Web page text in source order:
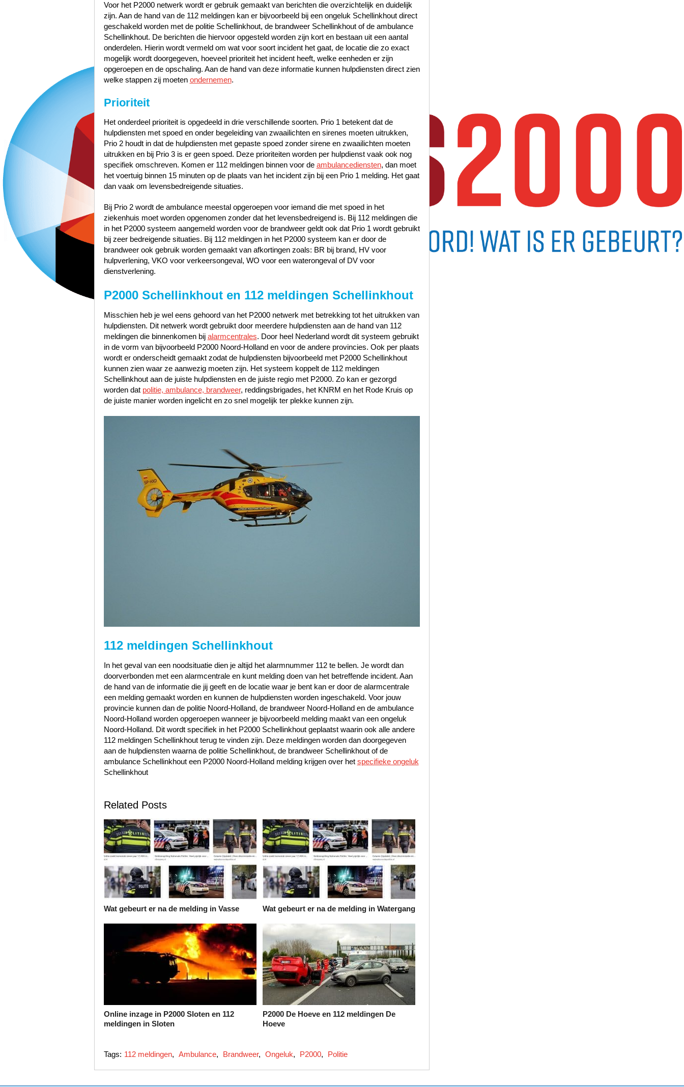
Voor het P2000 netwerk wordt er gebruik gemaakt van berichten die overzichtelijk en duidelijk
zijn. Aan de hand van de 112 meldingen kan er bijvoorbeeld bij een ongeluk Schellinkhout direct
geschakeld worden met de politie Schellinkhout, de brandweer Schellinkhout of de ambulance
Schellinkhout. De berichten die hiervoor opgesteld worden zijn kort en bestaan uit een aantal
onderdelen. Hierin wordt vermeld om wat voor soort incident het gaat, de locatie die zo exact
mogelijk wordt doorgegeven, hoeveel prioriteit het incident heeft, welke eenheden er zijn
opgeroepen en de opschaling. Aan de hand van deze informatie kunnen hulpdiensten direct zien
welke stappen zij moeten ondernemen.
Prioriteit
Het onderdeel prioriteit is opgedeeld in drie verschillende soorten. Prio 1 betekent dat de
hulpdiensten met spoed en onder begeleiding van zwaailichten en sirenes moeten uitrukken,
Prio 2 houdt in dat de hulpdiensten met gepaste spoed zonder sirene en zwaailichten moeten
uitrukken en bij Prio 3 is er geen spoed. Deze prioriteiten worden per hulpdienst vaak ook nog
specifiek omschreven. Komen er 112 meldingen binnen voor de ambulancediensten, dan moet
het voertuig binnen 15 minuten op de plaats van het incident zijn bij een Prio 1 melding. Het gaat
dan vaak om levensbedreigende situaties.
Bij Prio 2 wordt de ambulance meestal opgeroepen voor iemand die met spoed in het
ziekenhuis moet worden opgenomen zonder dat het levensbedreigend is. Bij 112 meldingen die
in het P2000 systeem aangemeld worden voor de brandweer geldt ook dat Prio 1 wordt gebruikt
bij zeer bedreigende situaties. Bij 112 meldingen in het P2000 systeem kan er door de
brandweer ook gebruik worden gemaakt van afkortingen zoals: BR bij brand, HV voor
hulpverlening, VKO voor verkeersongeval, WO voor een waterongeval of DV voor
dienstverlening.
P2000 Schellinkhout en 112 meldingen Schellinkhout
Misschien heb je wel eens gehoord van het P2000 netwerk met betrekking tot het uitrukken van
hulpdiensten. Dit netwerk wordt gebruikt door meerdere hulpdiensten aan de hand van 112
meldingen die binnenkomen bij alarmcentrales. Door heel Nederland wordt dit systeem gebruikt
in de vorm van bijvoorbeeld P2000 Noord-Holland en voor de andere provincies. Ook per plaats
wordt er onderscheidt gemaakt zodat de hulpdiensten bijvoorbeeld met P2000 Schellinkhout
kunnen zien waar ze aanwezig moeten zijn. Het systeem koppelt de 112 meldingen
Schellinkhout aan de juiste hulpdiensten en de juiste regio met P2000. Zo kan er gezorgd
worden dat politie, ambulance, brandweer, reddingsbrigades, het KNRM en het Rode Kruis op
de juiste manier worden ingelicht en zo snel mogelijk ter plekke kunnen zijn.
112 meldingen Schellinkhout
In het geval van een noodsituatie dien je altijd het alarmnummer 112 te bellen. Je wordt dan
doorverbonden met een alarmcentrale en kunt melding doen van het betreffende incident. Aan
de hand van de informatie die jij geeft en de locatie waar je bent kan er door de alarmcentrale
een melding gemaakt worden en kunnen de hulpdiensten worden ingeschakeld. Voor jouw
provincie kunnen dan de politie Noord-Holland, de brandweer Noord-Holland en de ambulance
Noord-Holland worden opgeroepen wanneer je bijvoorbeeld melding maakt van een ongeluk
Noord-Holland. Dit wordt specifiek in het P2000 Schellinkhout geplaatst waarin ook alle andere
112 meldingen Schellinkhout terug te vinden zijn. Deze meldingen worden dan doorgegeven
aan de hulpdiensten waarna de politie Schellinkhout, de brandweer Schellinkhout of de
ambulance Schellinkhout een P2000 Noord-Holland melding krijgen over het specifieke ongeluk
Schellinkhout
Related Posts
Wat gebeurt er na de melding in Vasse Wat gebeurt er na de melding in Watergang
Online inzage in P2000 Sloten en 112
meldingen in Sloten
P2000 De Hoeve en 112 meldingen De
Hoeve
Tags: 112 meldingen, Ambulance, Brandweer, Ongeluk, P2000, Politie